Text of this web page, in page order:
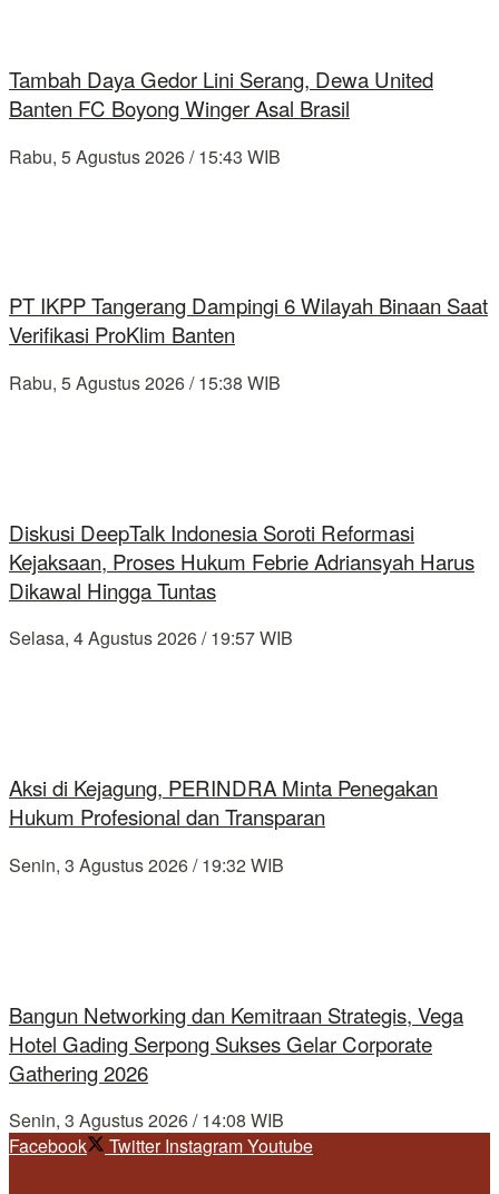
Tambah Daya Gedor Lini Serang, Dewa United
Banten FC Boyong Winger Asal Brasil
Rabu, 5 Agustus 2026 / 15:43 WIB
PT IKPP Tangerang Dampingi 6 Wilayah Binaan Saat
Verifikasi ProKlim Banten
Rabu, 5 Agustus 2026 / 15:38 WIB
Diskusi DeepTalk Indonesia Soroti Reformasi
Kejaksaan, Proses Hukum Febrie Adriansyah Harus
Dikawal Hingga Tuntas
Selasa, 4 Agustus 2026 / 19:57 WIB
Aksi di Kejagung, PERINDRA Minta Penegakan
Hukum Profesional dan Transparan
Senin, 3 Agustus 2026 / 19:32 WIB
Bangun Networking dan Kemitraan Strategis, Vega
Hotel Gading Serpong Sukses Gelar Corporate
Gathering 2026
Senin, 3 Agustus 2026 / 14:08 WIB
Facebook
Twitter InstagramYoutube